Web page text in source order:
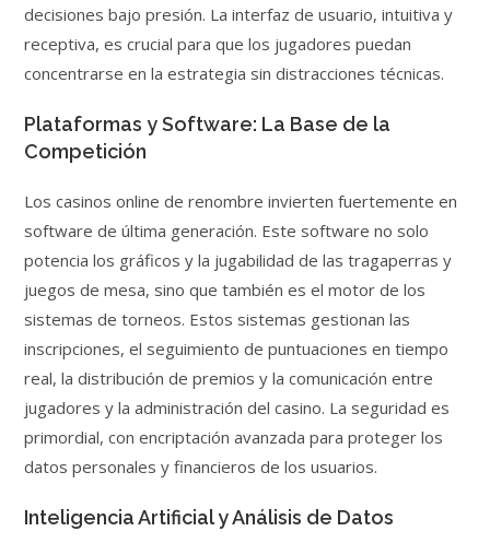
decisiones bajo presión. La interfaz de usuario, intuitiva y
receptiva, es crucial para que los jugadores puedan
concentrarse en la estrategia sin distracciones técnicas.
Plataformas y Software: La Base de la
Competición
Los casinos online de renombre invierten fuertemente en
software de última generación. Este software no solo
potencia los gráficos y la jugabilidad de las tragaperras y
juegos de mesa, sino que también es el motor de los
sistemas de torneos. Estos sistemas gestionan las
inscripciones, el seguimiento de puntuaciones en tiempo
real, la distribución de premios y la comunicación entre
jugadores y la administración del casino. La seguridad es
primordial, con encriptación avanzada para proteger los
datos personales y financieros de los usuarios.
Inteligencia Artificial y Análisis de Datos